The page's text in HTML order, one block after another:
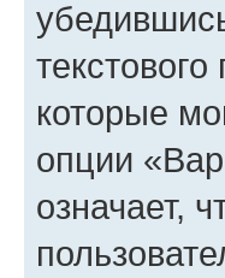
которые
опции
означает,